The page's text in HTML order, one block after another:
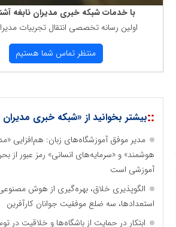
با خدمات شبكه خبری مدیران نابغه
اولین رسانه تخصصی انتقال تجربیات
منتظر تماس شما هستیم
::بیشتر بخوانید از «شبکه خبری مدیران
مدیر موفق آموزشگاه‌های زبان: هم‌افزایی
هوشمند» و «سرمایه‌های انسانی» رمز عبور از
آموزشی است
الگوپذیری خلاق، بهره‌گیری از هوش
استعدادها، سه ضلع موفقیت جوانان کارآفرین
ابتکار در حمایت از باشگاه‌ها و خلاقیت در